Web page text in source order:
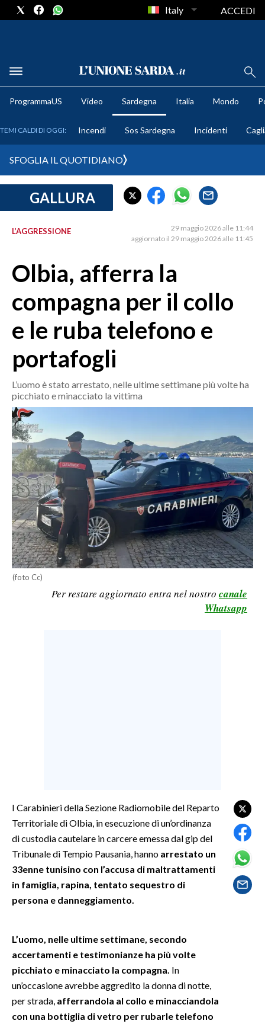
METEO
CRONACA SARDEGNA
PROVINCIA DI CAGLIARI
MEDIO CAMPIDANO
ORISTANO E PROVINCIA
SASSARI E PROVINCIA
GALLURA
NUORO E PROVINCIA
OGLIASTRA
CRONACA
ITALIA
MONDO
POLITICA
ECONOMIA
SERVIZI ALLE IMPRESE
LAVORO
BANDI
SPORT IN SARDEGNA
SPETTACOLI
GOSSIP
SARDEGNA TURISMO
SARDI NEL MONDO
NOTIZIE
EVENTI
#CARAUNIONE
Italy ACCEDI
ProgrammaUS Video Sardegna Italia Mondo
TEMI CALDI DI OGGI: Incendi Sos Sardegna Incidenti
SFOGLIA IL QUOTIDIANO
GALLURA
L’AGGRESSIONE
29 maggio 2026 alle 11:44
aggiornato il 29 maggio 2026 alle 11:45
Olbia, afferra la
compagna per il collo
e le ruba telefono e
portafogli
L’uomo è stato arrestato, nelle ultime settimane più volte ha
picchiato e minacciato la vittima
(foto Cc)
Per restare aggiornato entra nel nostro canale
Whatsapp
I Carabinieri della Sezione Radiomobile del Reparto
Territoriale di Olbia, in esecuzione di un’ordinanza
di custodia cautelare in carcere emessa dal gip del
Tribunale di Tempio Pausania, hanno arrestato un
33enne tunisino con l’accusa di maltrattamenti
in famiglia, rapina, tentato sequestro di
persona e danneggiamento.
L’uomo, nelle ultime settimane, secondo
accertamenti e testimonianze ha più volte
picchiato e minacciato la compagna. In
un’occasione avrebbe aggredito la donna di notte,
per strada, afferrandola al collo e minacciandola
con una bottiglia di vetro per rubarle telefono